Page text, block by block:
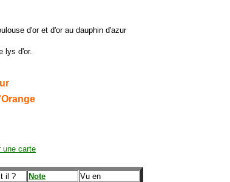
d'or et d'or au dauphin d'azur
lys d'or.
une carte
il ? Note
Vu en